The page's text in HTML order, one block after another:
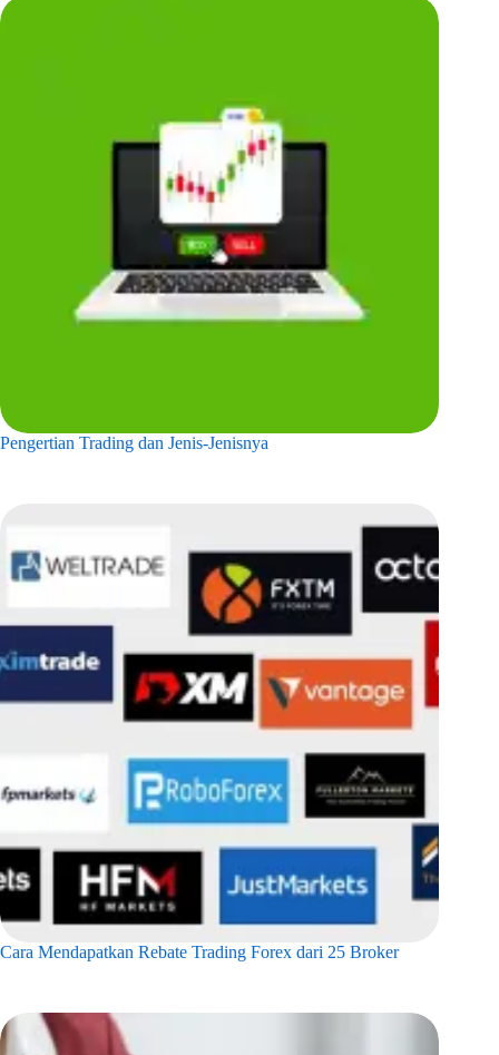
Pengertian Trading dan Jenis-Jenisnya
Cara Mendapatkan Rebate Trading Forex dari 25 Broker